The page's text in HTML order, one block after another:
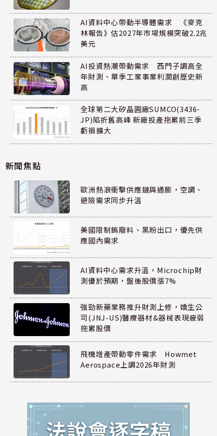
AI資料中心帶動半導體需求 《麥克
林報告》估2027年市場規模突破2.2兆
美元
AI投資熱潮帶動需求 西門子調高全
年財測、單季工業事業利潤創歷史新
高
全球第二大矽晶圓廠SUMCO(3436-
JP)陷折舊高峰 新廠投產拖累前三季
虧損擴大
新聞焦點
歐洲熱浪衝擊供應鏈與通膨，空調、
避險需求同步升溫
美國限制鎢廢料、黑粉出口，優先供
應國內需求
AI資料中心需求升溫，Microchip財
測優於預期，盤後股價漲7%
強勁新藥業務推升財測上修，嬌生公
司(JNJ-US)醫療器材&器械表現疲弱
拖累股價
飛機增產帶動零件需求 Howmet
Aerospace上調2026年財測